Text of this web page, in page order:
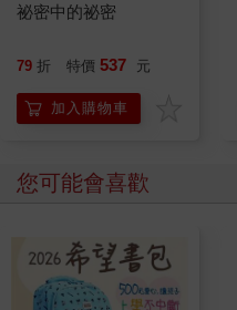
祕密中的祕密
79 折 特價 537 元
加入購物車
您可能會喜歡